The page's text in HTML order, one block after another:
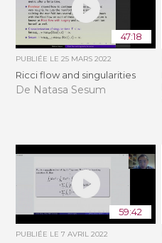
47:18
PUBLIÉE LE25 MARS 2022
Ricci flow and singularities
De Natasa Sesum
59:42
PUBLIÉE LE7 AVRIL 2022